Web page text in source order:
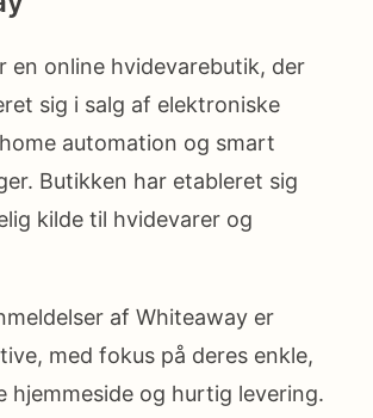
en online hvidevarebutik, der
sig i salg af elektroniske
automation og smart
Butikken har etableret sig
kilde til hvidevarer og
af Whiteaway er
med fokus på deres enkle,
hjemmeside og hurtig levering.